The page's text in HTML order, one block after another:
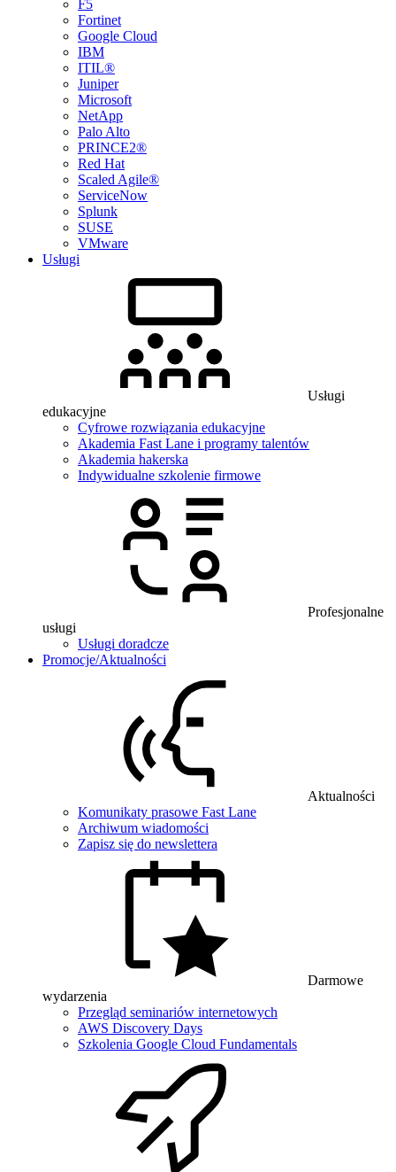
F5
Fortinet
Google Cloud
IBM
ITIL®
Juniper
Microsoft
NetApp
Palo Alto
PRINCE2®
Red Hat
Scaled Agile®
ServiceNow
Splunk
SUSE
VMware
Usługi
Usługi
edukacyjne
Cyfrowe rozwiązania edukacyjne
Akademia Fast Lane i programy talentów
Akademia hakerska
Indywidualne szkolenie firmowe
Profesjonalne
usługi
Usługi doradcze
Promocje/Aktualności
Aktualności
Komunikaty prasowe Fast Lane
Archiwum wiadomości
Zapisz się do newslettera
Darmowe
wydarzenia
Przegląd seminariów internetowych
AWS Discovery Days
Szkolenia Google Cloud Fundamentals